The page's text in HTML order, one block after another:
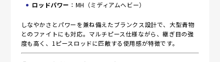
ロッドパワー ：MH（ミディアムヘビー）
しなやかさとパワーを兼ね備えたブランクス設計で、大型青物
とのファイトにも対応。マルチピース仕様ながら、継ぎ目の強
度も高く、1ピースロッドに匹敵する使用感が特徴です。